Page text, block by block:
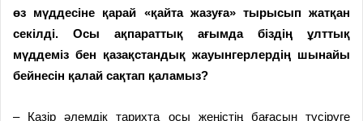
өз мүддесіне қарай «қайта жазуға» тырысып жатқан
секілді. Осы ақпараттық ағымда біздің ұлттық
мүддеміз бен қазақстандық жауынгерлердің шынайы
бейнесін қалай сақтап қаламыз?
– Қазір әлемдік тарихта осы жеңістің бағасын түсіруге